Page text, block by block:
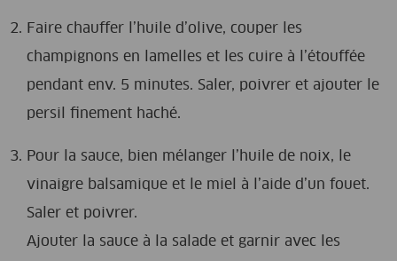
Faire chauffer l’huile d’olive, couper les
champignons en lamelles et les cuire à l’étouffée
pendant env. 5 minutes. Saler, poivrer et ajouter le
persil finement haché.
Pour la sauce, bien mélanger l’huile de noix, le
vinaigre balsamique et le miel à l’aide d’un fouet.
Saler et poivrer.
Ajouter la sauce à la salade et garnir avec les